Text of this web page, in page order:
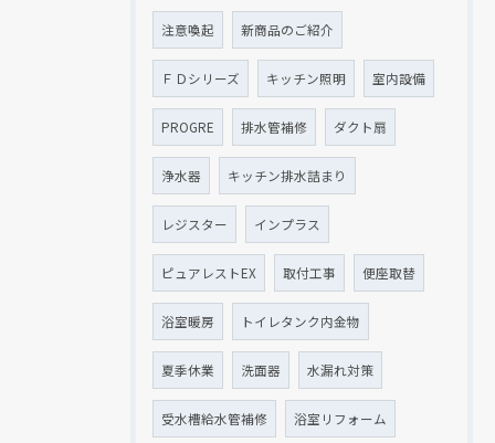
注意喚起 新商品のご紹介
ＦＤシリーズ キッチン照明 室内設備
PROGRE 排水管補修 ダクト扇
浄水器 キッチン排水詰まり
レジスター インプラス
ピュアレストEX 取付工事 便座取替
浴室暖房 トイレタンク内金物
夏季休業 洗面器 水漏れ対策
受水槽給水管補修 浴室リフォーム